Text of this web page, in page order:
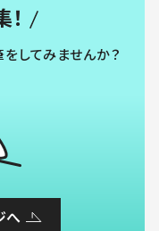
してみませんか？
へ